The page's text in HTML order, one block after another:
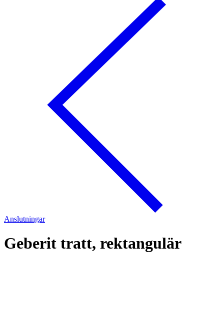
Anslutningar
Geberit tratt, rektangulär